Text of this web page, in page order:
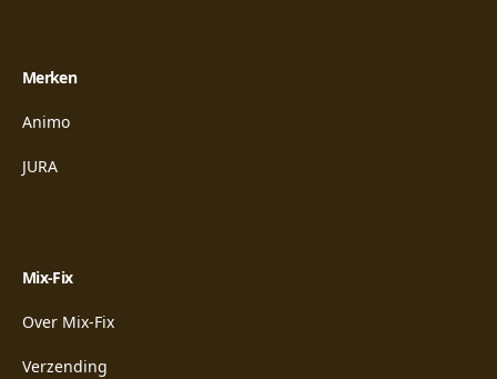
Merken
Animo
JURA
Mix-Fix
Over Mix-Fix
Verzending